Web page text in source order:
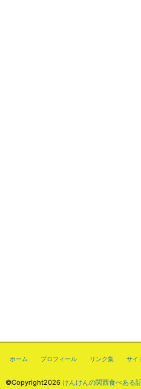
ホーム プロフィール リンク集 サイ
©Copyright2026 けんけんの関西食べある